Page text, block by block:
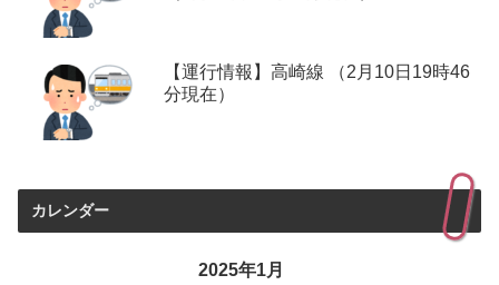
【運行情報】高崎線 （2月10日19時46
分現在）
カレンダー
2025年1月